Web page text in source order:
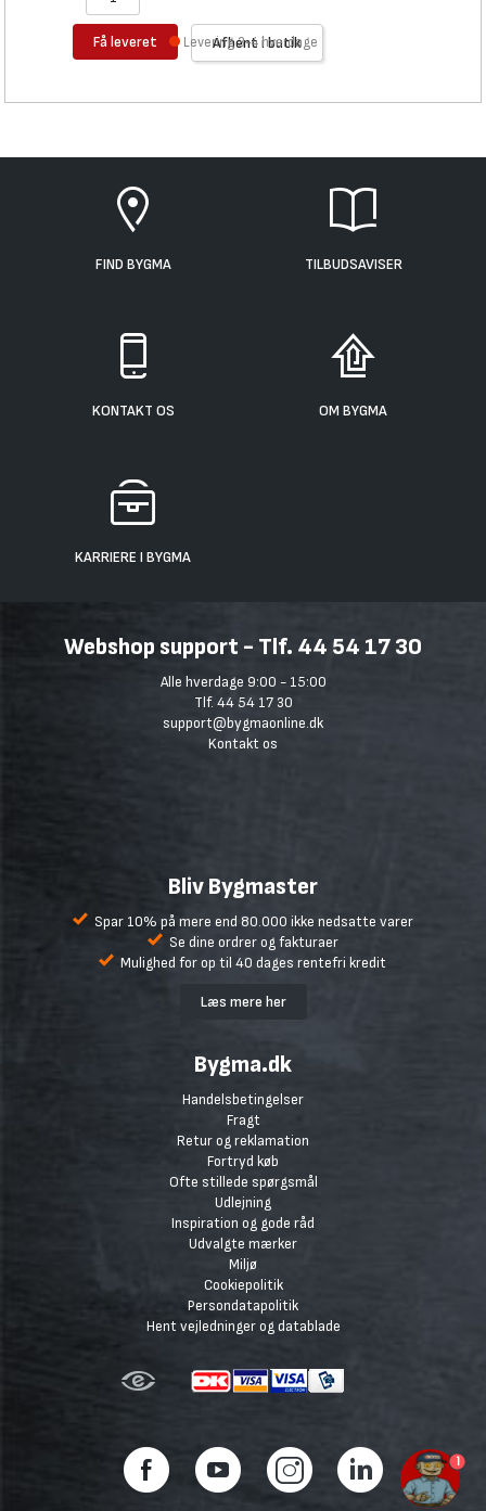
Få leveret Afhent i butik
Levering 3-4 hverdage
FIND BYGMA TILBUDSAVISER
KONTAKT OS OM BYGMA
KARRIERE I BYGMA
Webshop support - Tlf. 44 54 17 30
Alle hverdage 9:00 - 15:00
Tlf. 44 54 17 30
support@bygmaonline.dk
Kontakt os
Bliv Bygmaster
Spar 10% på mere end 80.000 ikke nedsatte varer
Se dine ordrer og fakturaer
Mulighed for op til 40 dages rentefri kredit
Læs mere her
Bygma.dk
Handelsbetingelser
Fragt
Retur og reklamation
Fortryd køb
Ofte stillede spørgsmål
Udlejning
Inspiration og gode råd
Udvalgte mærker
Miljø
Cookiepolitik
Persondatapolitik
Hent vejledninger og datablade
1